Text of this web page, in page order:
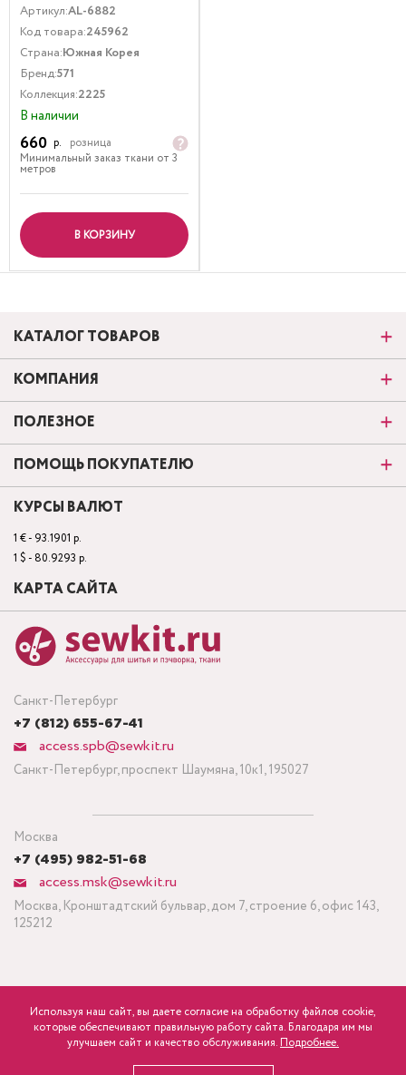
розница Минимальный заказ ткани от 3 метров
Артикул:AL-6882
Код товара:245962
Страна:Южная Корея
Бренд:571
Коллекция:2225
В наличии
660 р.
розница
Минимальный заказ ткани от 3
метров
В КОРЗИНУ
Санкт-Петербург
+7 (812) 655-67-41
access.spb@sewkit.ru
Санкт-Петербург, проспект Шаумяна, 10к1, 195027
Москва
+7 (495) 982-51-68
access.msk@sewkit.ru
Москва, Кронштадтский бульвар, дом 7, строение 6, офис 143,
125212
КАТАЛОГ ТОВАРОВ
КОМПАНИЯ
ПОЛЕЗНОЕ
ПОМОЩЬ ПОКУПАТЕЛЮ
КУРСЫ ВАЛЮТ
1 € - 93.1901 р.
1 $ - 80.9293 р.
КАРТА САЙТА
Политика конфиденциальности
ПОДПИСАТЬСЯ НА НОВОСТИ
Используя наш сайт, вы даете согласие на обработку файлов cookie,
которые обеспечивают правильную работу сайта. Благодаря им мы
улучшаем сайт и качество обслуживания. Подробнее.